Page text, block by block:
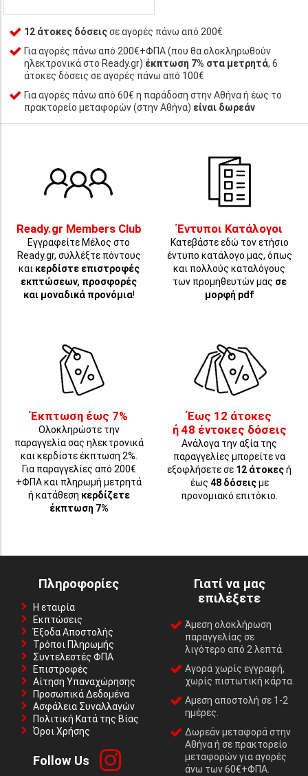
12 άτοκες δόσειςσε αγορές πάνω από 200€
Για αγορές πάνω από 200€+ΦΠΑ (που θα ολοκληρωθούν
ηλεκτρονικά στο Ready.gr) έκπτωση 7% στα μετρητά, 6
άτοκες δόσεις σε αγορές πάνω από 100€
Για αγορές πάνω από 60€ η παράδοση στην Αθήνα ή έως το
πρακτορείο μεταφορών (στην Αθήνα) είναι δωρεάν
Ready.gr Members Club
Εγγραφείτε Μέλος στο
Ready.gr, συλλέξτε πόντους
και κερδίστε επιστροφές
εκπτώσεων, προσφορές
και μοναδικά προνόμια!
Έντυποι Κατάλογοι
Κατεβάστε εδώ τον ετήσιο
έντυπο κατάλογο μας, όπως
και πολλούς καταλόγους
των προμηθευτών μας σε
μορφή pdf
Έκπτωση έως 7%
Ολοκληρώστε την
παραγγελία σας ηλεκτρονικά
και κερδίστε έκπτωση 2%.
Για παραγγελίες από 200€
+ΦΠΑ και πληρωμή μετρητά
ή κατάθεση κερδίζετε
έκπτωση 7%
Έως 12 άτοκες
ή 48 έντοκες δόσεις
Ανάλογα την αξία της
παραγγελίες μπορείτε να
εξοφλήσετε σε 12 άτοκεςή
έως 48 δόσειςμε
προνομιακό επιτόκιο.
Πληροφορίες
Η εταιρία
Εκπτώσεις
Έξοδα Αποστολής
Τρόποι Πληρωμής
Συντελεστές ΦΠΑ
Επιστροφές
Αίτηση Υπαναχώρησης
Προσωπικά Δεδομένα
Ασφάλεια Συναλλαγών
Πολιτική Κατά της Βίας
Όροι Χρήσης
Follow Us
Γιατί να μας
επιλέξετε
Άμεση ολοκλήρωση
παραγγελίας σε
λιγότερο από 2 λεπτά.
Αγορά χωρίς εγγραφή,
χωρίς πιστωτική κάρτα.
Αμεση αποστολή σε 1-2
ημέρες.
Δωρεάν μεταφορά στην
Αθήνα ή σε πρακτορείο
μεταφορών για αγορές
άνω των 60€+ΦΠΑ.